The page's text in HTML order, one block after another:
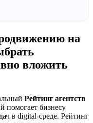
на
вложить
Рейтинг агентств
помогает бизнесу
в digital-среде. Рейтинг